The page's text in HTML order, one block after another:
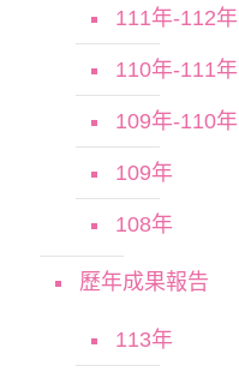
111年-112年
110年-111年
109年-110年
109年
108年
歷年成果報告
113年